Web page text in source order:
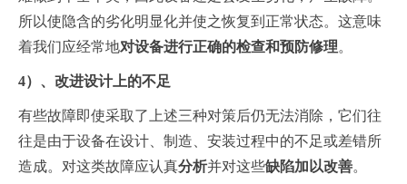
所以使隐含的劣化明显化并使之恢复到正常状态。这意味
着我们应经常地对设备进行正确的检查和预防修理。
4）、改进设计上的不足
有些故障即使采取了上述三种对策后仍无法消除，它们往
往是由于设备在设计、制造、安装过程中的不足或差错所
造成。对这类故障应认真分析并对这些缺陷加以改善。